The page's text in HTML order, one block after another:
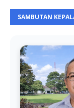
SAMBUTAN